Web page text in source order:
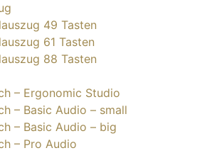
49 Tasten
61 Tasten
88 Tasten
– Ergonomic Studio
– Basic Audio – small
– Basic Audio – big
– Pro Audio